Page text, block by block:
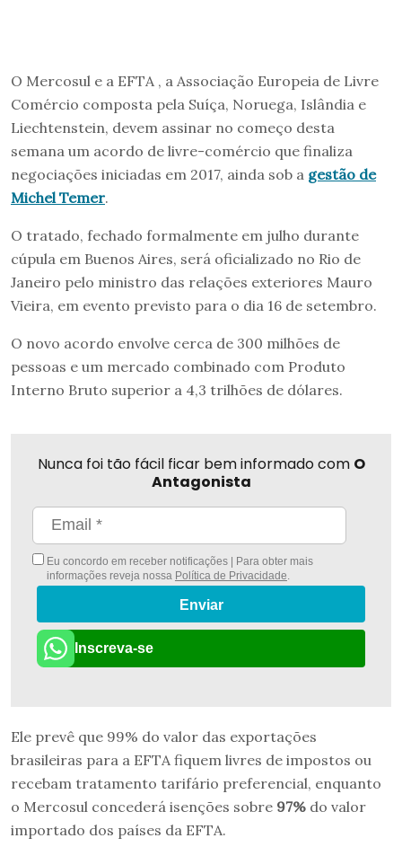
O Mercosul e a EFTA , a Associação Europeia de Livre
Comércio composta pela Suíça, Noruega, Islândia e
Liechtenstein, devem assinar no começo desta
semana um acordo de livre-comércio que finaliza
negociações iniciadas em 2017, ainda sob a gestão de
Michel Temer.
O tratado, fechado formalmente em julho durante
cúpula em Buenos Aires, será oficializado no Rio de
Janeiro pelo ministro das relações exteriores Mauro
Vieira, em evento previsto para o dia 16 de setembro.
O novo acordo envolve cerca de 300 milhões de
pessoas e um mercado combinado com Produto
Interno Bruto superior a 4,3 trilhões de dólares.
Nunca foi tão fácil ficar bem informado com O
Antagonista
Eu concordo em receber notificações | Para obter mais
informações reveja nossa Política de Privacidade
Enviar
Inscreva-se
Ele prevê que 99% do valor das exportações
brasileiras para a EFTA fiquem livres de impostos ou
recebam tratamento tarifário preferencial, enquanto
o Mercosul concederá isenções sobre 97% do valor
importado dos países da EFTA.